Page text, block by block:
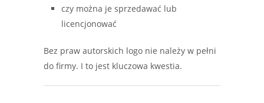
czy można je sprzedawać lub
licencjonować
Bez praw autorskich logo nie należy w pełni
do firmy. I to jest kluczowa kwestia.